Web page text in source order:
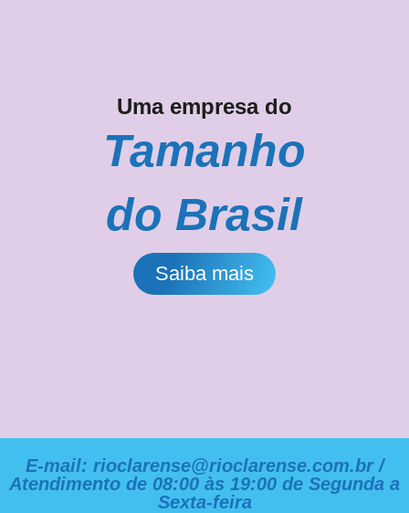
Uma empresa do
Tamanho
do Brasil
Saiba mais
E-mail: rioclarense@rioclarense.com.br /
Atendimento de 08:00 às 19:00 de Segunda a
Sexta-feira